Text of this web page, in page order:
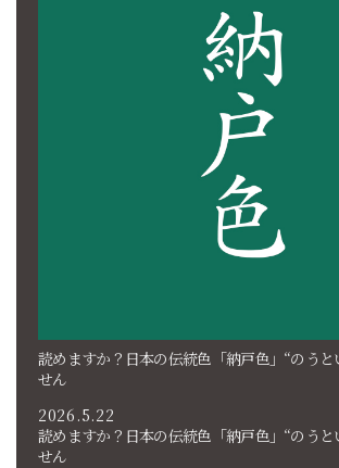
読めますか？日本の伝統色「納戸色」“のうと
せん
2026.5.22
読めますか？日本の伝統色「納戸色」“のうと
せん